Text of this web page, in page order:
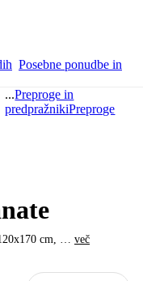
Posebne ponudbe in
...Preproge in
predpražnikiPreproge
cm, … več